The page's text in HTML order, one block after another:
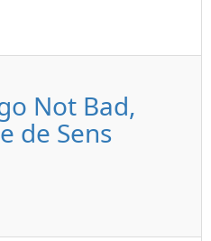
Not Bad,
de Sens